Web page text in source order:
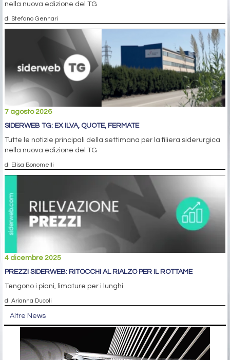
nella nuova edizione del TG
di Stefano Gennari
7 agosto 2026
SIDERWEB TG: EX ILVA, QUOTE, FERMATE
Tutte le notizie principali della settimana per la filiera siderurgica
nella nuova edizione del TG
di Elisa Bonomelli
4 dicembre 2025
PREZZI SIDERWEB: RITOCCHI AL RIALZO PER IL ROTTAME
Tengono i piani, limature per i lunghi
di Arianna Ducoli
Altre News